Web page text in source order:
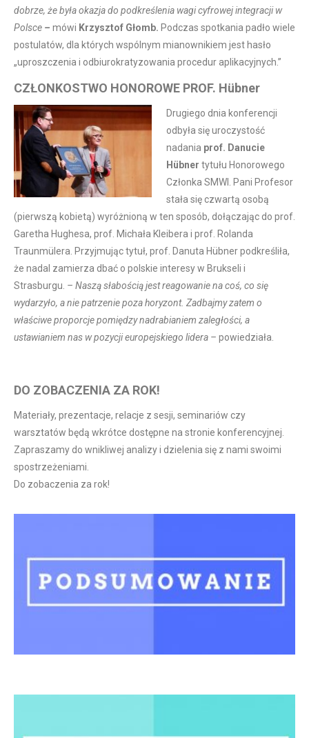
dobrze, że była okazja do podkreślenia wagi cyfrowej integracji w
Polsce – mówi Krzysztof Głomb. Podczas spotkania padło wiele
postulatów, dla których wspólnym mianownikiem jest hasło
„uproszczenia i odbiurokratyzowania procedur aplikacyjnych.”
CZŁONKOSTWO HONOROWE PROF. Hübner
Drugiego dnia konferencji
odbyła się uroczystość
nadania prof. Danucie
Hübner tytułu Honorowego
Członka SMWI. Pani Profesor
stała się czwartą osobą
(pierwszą kobietą) wyróżnioną w ten sposób, dołączając do prof.
Garetha Hughesa, prof. Michała Kleibera i prof. Rolanda
Traunmülera. Przyjmując tytuł, prof. Danuta Hübner podkreśliła,
że nadal zamierza dbać o polskie interesy w Brukseli i
Strasburgu. – Naszą słabością jest reagowanie na coś, co się
wydarzyło, a nie patrzenie poza horyzont. Zadbajmy zatem o
właściwe proporcje pomiędzy nadrabianiem zaległości, a
ustawianiem nas w pozycji europejskiego lidera – powiedziała.
DO ZOBACZENIA ZA ROK!
Materiały, prezentacje, relacje z sesji, seminariów czy
warsztatów będą wkrótce dostępne na stronie konferencyjnej.
Zapraszamy do wnikliwej analizy i dzielenia się z nami swoimi
spostrzeżeniami.
Do zobaczenia za rok!